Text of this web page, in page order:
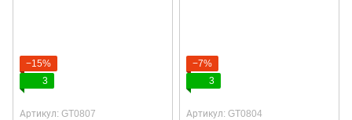
−15%
3
Артикул: GT0807
−7%
3
Артикул: GT0804